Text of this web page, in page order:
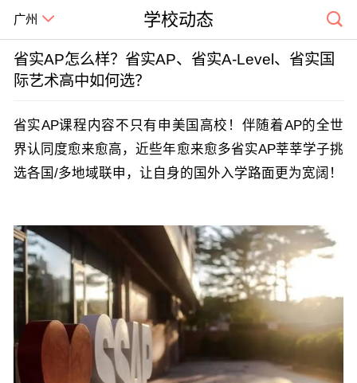
广州 学校动态
省实AP怎么样？省实AP、省实A-Level、省实国
际艺术高中如何选？
省实AP课程内容不只有申美国高校！伴随着AP的全世
界认同度愈来愈高，近些年愈来愈多省实AP莘莘学子挑
选各国/多地域联申，让自身的国外入学路面更为宽阔！